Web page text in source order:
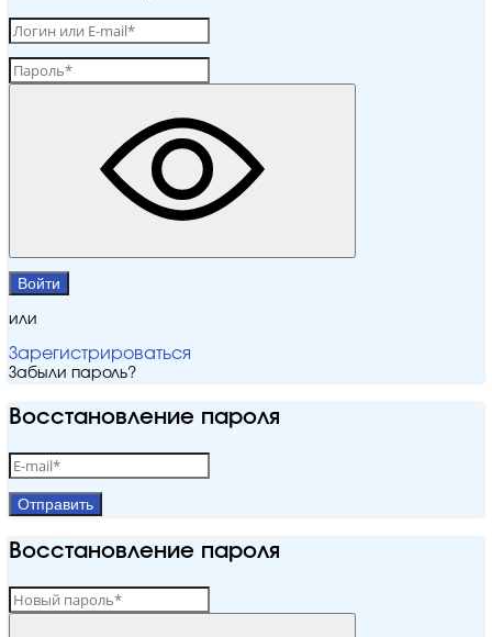
Войти
или
Зарегистрироваться
Забыли пароль?
Восстановление пароля
Отправить
Восстановление пароля